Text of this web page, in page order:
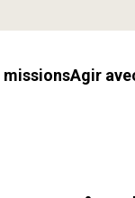
missions Agir